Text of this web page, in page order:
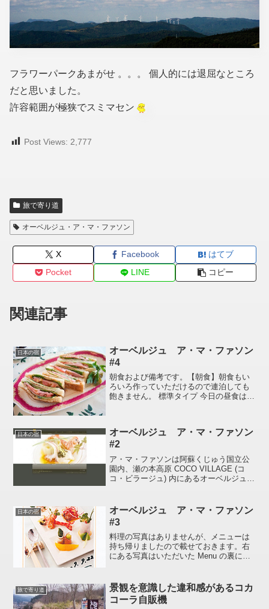
フラワーパークあまがせ 。。。 個人的には退屈なところ
だと思いました。
許容範囲が極狭でスミマセン
Post Views: 2,777
旅で寄り道
オーベルジュ・ア・マ・ファソン
X Facebook
はてブ
Pocket
LINE コピー
関連記事
日本の宿
オーベルジュ ア・マ・ファソン
#4
朝食および備考です。【朝食】朝食もい
ろいろ作っていただけるので連泊しても
飽きません。 標準タイプ 今日の昼食は軽
よ。さらに、お昼どき...
日本の宿
オーベルジュ ア・マ・ファソン
#2
ア・マ・ファソンは阿蘇くじゅう国立公
園内、瀬の本高原 COCO VILLAGE (コ
コ・ビラージュ) 内にあるオーベルジュ
ASO Yas-rag...
日本の宿
オーベルジュ ア・マ・ファソン
#3
料理の写真はありませんが、メニューは
持ち帰りましたので載せておきます。右
にある写真はいただいた Menu の裏に印
している料理もアリ)1 日目 昆布〆した鱸
...
旅で寄り道
景観を意識した違和感があるコカ
コーラ自販機